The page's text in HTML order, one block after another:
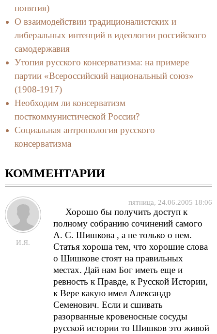
понятия)
О взаимодействии традиционалистских и
либеральных интенций в идеологии российского
самодержавия
Утопия русского консерватизма: на примере
партии «Всероссийский национальный союз»
(1908-1917)
Необходим ли консерватизм
посткоммунистической России?
Социальная антропология русского
консерватизма
КОММЕНТАРИИ
И.Я.
пятница, 24.06.2005 18:06
Хорошо бы получить доступ к
полному собранию сочинений самого
А. С. Шишкова , а не только о нем.
Статья хороша тем, что хорошие слова
о Шишкове стоят на правильных
местах. Дай нам Бог иметь еще и
ревность к Правде, к Русской Истории,
к Вере какую имел Александр
Семенович. Если и сшивать
разорванные кровеносные сосуды
русской истории то Шишков это живой